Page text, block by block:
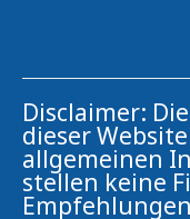
Disclaimer:
dieser
allgemeinen
stellen keine